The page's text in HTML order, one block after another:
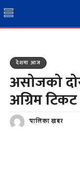
देशमा आज
असोजको
अग्रिम
पालिका खबर